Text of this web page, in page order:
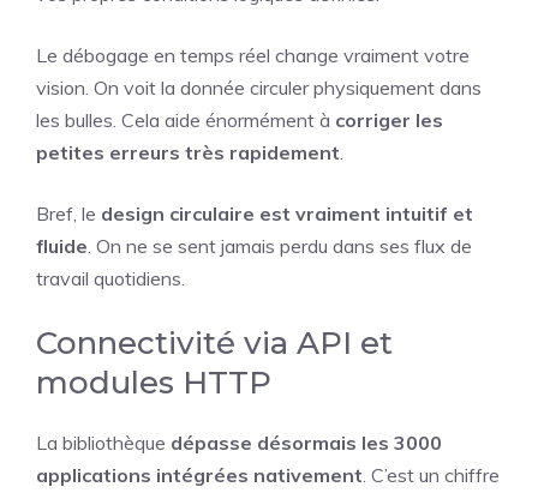
Le débogage en temps réel change vraiment votre
vision. On voit la donnée circuler physiquement dans
les bulles. Cela aide énormément à corriger les
petites erreurs très rapidement
Bref, le design circulaire est vraiment intuitif et
fluide . On ne se sent jamais perdu dans ses flux de
travail quotidiens.
Connectivité via API et
modules HTTP
La bibliothèque dépasse désormais les 3000
applications intégrées nativement . C’est un chiffre